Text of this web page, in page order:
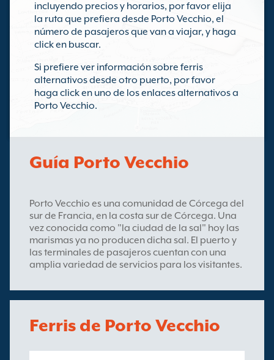
incluyendo precios y horarios, por favor elija
la ruta que prefiera desde Porto Vecchio, el
número de pasajeros que van a viajar, y haga
click en buscar.
Si prefiere ver información sobre ferris
alternativos desde otro puerto, por favor
haga click en uno de los enlaces alternativos a
Porto Vecchio.
Guía Porto Vecchio
Porto Vecchio es una comunidad de Córcega del
sur de Francia, en la costa sur de Córcega. Una
vez conocida como "la ciudad de la sal" hoy las
marismas ya no producen dicha sal. El puerto y
las terminales de pasajeros cuentan con una
amplia variedad de servicios para los visitantes.
Ferris de Porto Vecchio